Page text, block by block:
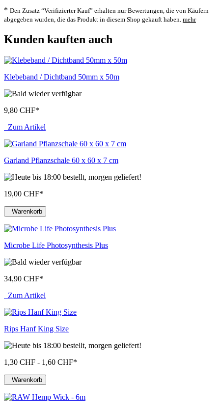
* Den Zusatz “Verifizierter Kauf” erhalten nur Bewertungen, die von Käufern
abgegeben wurden, die das Produkt in diesem Shop gekauft haben. mehr
Kunden kauften auch
Klebeband / Dichtband 50mm x 50m
9,80 CHF*
Zum Artikel
Garland Pflanzschale 60 x 60 x 7 cm
19,00 CHF*
Warenkorb
Microbe Life Photosynthesis Plus
34,90 CHF*
Zum Artikel
Rips Hanf King Size
1,30 CHF - 1,60 CHF*
Warenkorb